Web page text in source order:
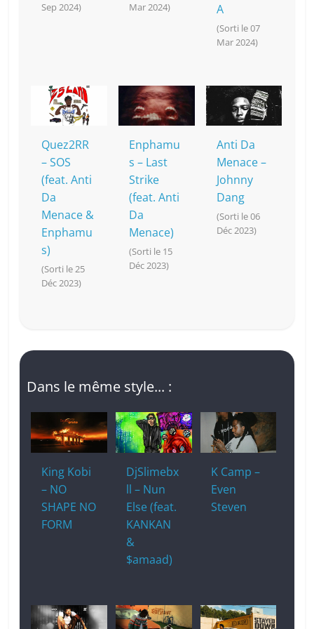
Sep 2024)
Mar 2024)
A
(Sorti le 07
Mar 2024)
Quez2RR
– SOS
(feat. Anti
Da
Menace &
Enphamu
s)
(Sorti le 25
Déc 2023)
Enphamu
s – Last
Strike
(feat. Anti
Da
Menace)
(Sorti le 15
Déc 2023)
Anti Da
Menace –
Johnny
Dang
(Sorti le 06
Déc 2023)
Dans le même style... :
King Kobi
– NO
SHAPE NO
FORM
DjSlimebx
ll – Nun
Else (feat.
KANKAN
&
$amaad)
K Camp –
Even
Steven